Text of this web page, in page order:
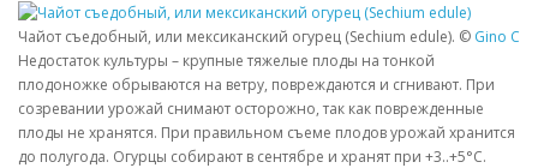
Чайот съедобный, или мексиканский огурец (Sechium edule). © Gino
Недостаток культуры – крупные тяжелые плоды на тонкой
плодоножке обрываются на ветру, повреждаются и сгнивают. При
созревании урожай снимают осторожно, так как поврежденные
плоды не хранятся. При правильном съеме плодов урожай хранится
до полугода. Огурцы собирают в сентябре и хранят при +3..+5°С.